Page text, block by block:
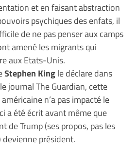
et en faisant abstraction
psychiques des enfats, il
de ne pas penser aux camps
amené les migrants qui
aux Etats-Unis.
Stephen Kingle déclare dans
journal The Guardian, cette
n’a pas impacté le
a été écrit avant même que
de Trump (ses propos, pas les
président.